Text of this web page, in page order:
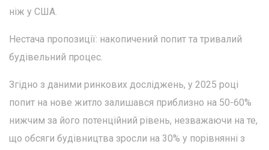
ніж у США.
Нестача пропозиції: накопичений попит та тривалий
будівельний процес.
Згідно з даними ринкових досліджень, у 2025 році
попит на нове житло залишався приблизно на 50-60%
нижчим за його потенційний рівень, незважаючи на те,
що обсяги будівництва зросли на 30% у порівнянні з